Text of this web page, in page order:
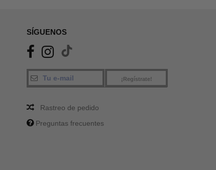
SÍGUENOS
¡Regístrate!
Rastreo de pedido
Preguntas frecuentes